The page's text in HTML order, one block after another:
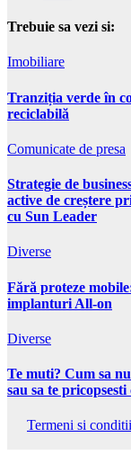
Trebuie sa vezi si:
Imobiliare
Tranziția verde în
reciclabilă
Comunicate de presa
Strategie de
active de creștere
cu Sun Leader
Diverse
Fără proteze
implanturi All-on
Diverse
Te muti? Cum sa
sau sa te
Termeni si conditii